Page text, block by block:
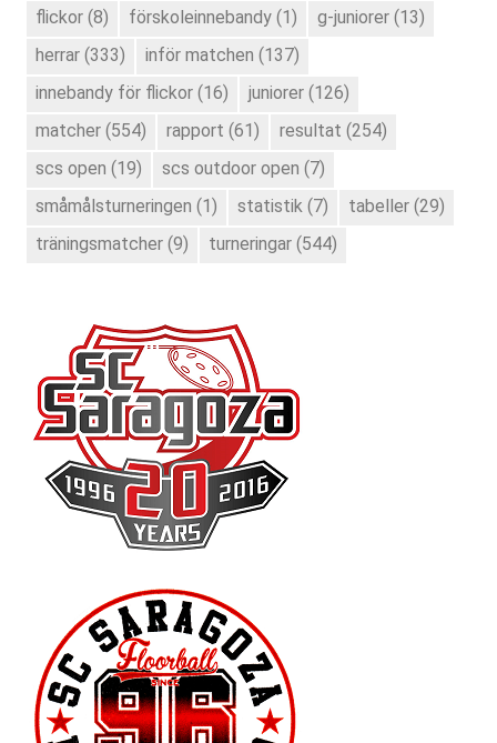
flickor (8) förskoleinnebandy (1) g-juniorer (13)
herrar (333) inför matchen (137)
innebandy för flickor (16) juniorer (126)
matcher (554) rapport (61) resultat (254)
scs open (19) scs outdoor open (7)
småmålsturneringen (1) statistik (7) tabeller (29)
träningsmatcher (9) turneringar (544)